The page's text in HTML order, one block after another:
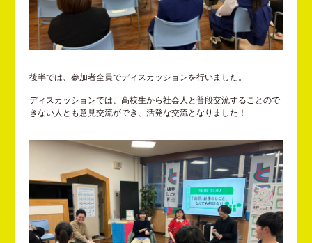
後半では、参加者全員でディスカッションを行いました。
ディスカッションでは、高校生から社会人と普段交流することので
きない人とも意見交流ができ、活発な交流となりました！